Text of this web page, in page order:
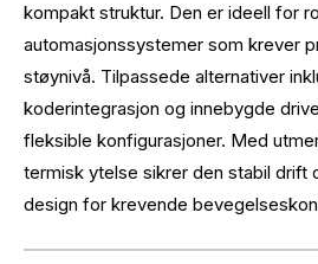
kompakt struktur. Den er ideell for
automasjonssystemer som krever
støynivå. Tilpassede alternativer
koderintegrasjon og innebygde
fleksible konfigurasjoner. Med
termisk ytelse sikrer den stabil drift
design for krevende